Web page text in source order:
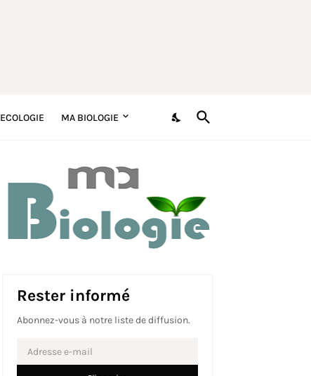
ECOLOGIE MA BIOLOGIE
Rester informé
Abonnez-vous à notre liste de diffusion.